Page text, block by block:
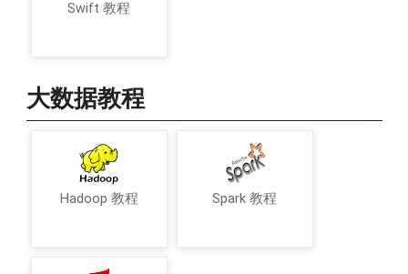
Swift 教程
大数据教程
Hadoop 教程 Spark 教程